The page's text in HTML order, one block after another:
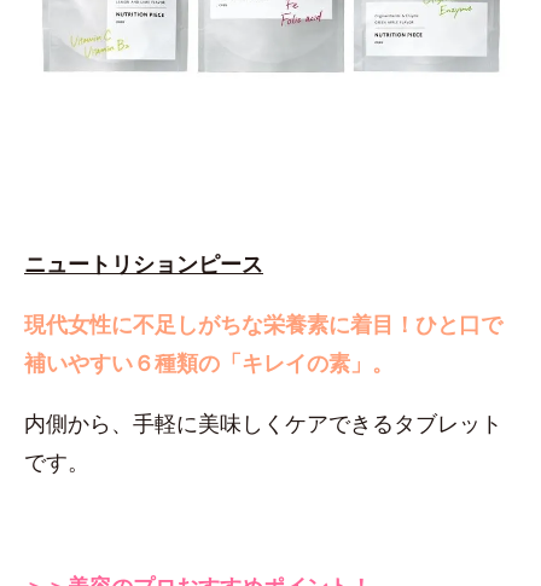
ニュートリションピース
現代女性に不足しがちな栄養素に着目！ ひと口で
補いやすい６種類の「キレイの素」。
内側から、手軽に美味しくケアできるタブレット
です。